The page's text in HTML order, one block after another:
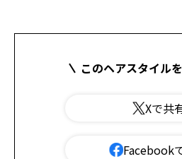
このヘアスタイル
Xで共
Facebook